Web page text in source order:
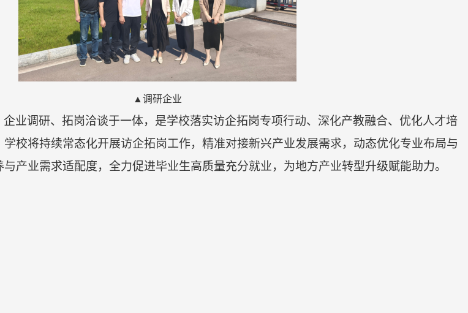
▲调研企业
业调研、拓岗洽谈于一体，是学校落实访企拓岗专项行动、深化产教融合、优化人才培
校将持续常态化开展访企拓岗工作，精准对接新兴产业发展需求，动态优化专业布局与
产业需求适配度，全力促进毕业生高质量充分就业，为地方产业转型升级赋能助力。